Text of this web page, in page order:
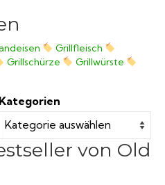
Grillfleisch
Grillschürze
Grillwürste
Kategorien
von Old